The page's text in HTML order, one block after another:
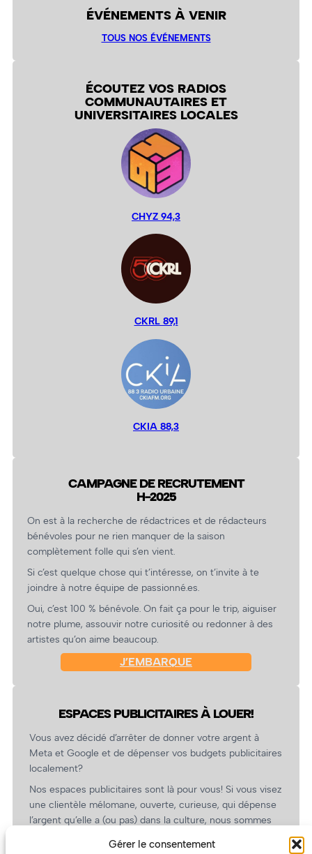
Gérer le consentement
ÉVÉNEMENTS À VENIR
TOUS NOS ÉVÉNEMENTS
ÉCOUTEZ VOS RADIOS
COMMUNAUTAIRES ET
UNIVERSITAIRES LOCALES
CHYZ 94,3
CKRL 89,1
CKIA 88,3
CAMPAGNE DE RECRUTEMENT
H-2025
On est à la recherche de rédactrices et de rédacteurs
bénévoles pour ne rien manquer de la saison
complètement folle qui s’en vient.
Si c’est quelque chose qui t’intéresse, on t’invite à te
joindre à notre équipe de passionné.es.
Oui, c’est 100 % bénévole. On fait ça pour le trip, aiguiser
notre plume, assouvir notre curiosité ou redonner à des
artistes qu’on aime beaucoup.
J’EMBARQUE
ESPACES PUBLICITAIRES À LOUER!
Vous avez décidé d’arrêter de donner votre argent à
Meta et Google et de dépenser vos budgets publicitaires
localement?
Nos espaces publicitaires sont là pour vous! Si vous visez
une clientèle mélomane, ouverte, curieuse, qui dépense
l’argent qu’elle a (ou pas) dans la culture, nous sommes